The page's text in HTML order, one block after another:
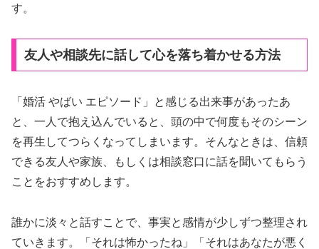
す。
友人や相談先に話して心を落ち着かせる方法
「婚活 やばい エピソード」と感じる出来事があったあ
と、一人で抱え込んでいると、頭の中で何度もそのシーン
を再生してつらくなってしまいます。そんなときは、信頼
できる友人や家族、もしくは相談窓口に話を聞いてもらう
ことをおすすめします。
誰かに淡々と話すことで、事実と感情が少しずつ整理され
ていきます。「それは怖かったね」「それはあなたが悪く